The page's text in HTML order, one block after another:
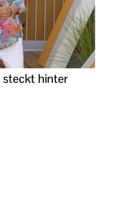
steckt hinter